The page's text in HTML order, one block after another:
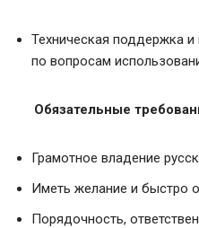
Техническая поддержка и
по вопросам
Обязательные
Грамотное владение
Иметь желание и быстро
Порядочность,